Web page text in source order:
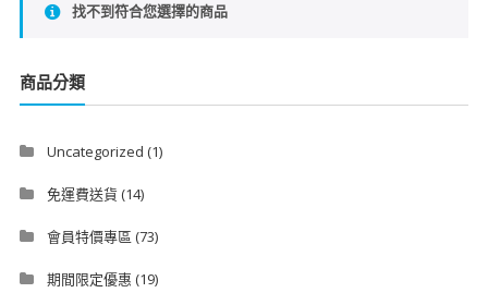
找不到符合您選擇的商品
商品分類
Uncategorized (1)
免運費送貨(14)
會員特價專區 (73)
期間限定優惠 (19)